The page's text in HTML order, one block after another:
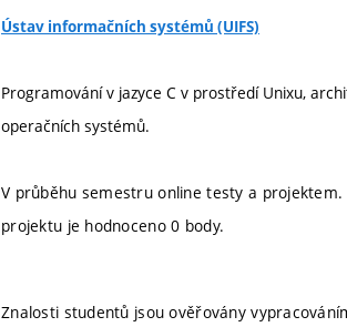
Ústav informačních systémů (UIFS)
Programování v jazyce C v prostředí Unixu,
operačních systémů.
V průběhu semestru online testy a
projektu je hodnoceno 0 body.
Znalosti studentů jsou ověřovány